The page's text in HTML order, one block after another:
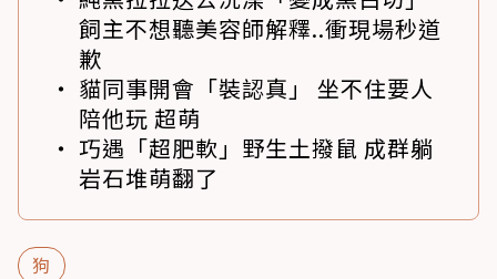
飼主不想聽美容師解釋..衝現場秒道
歉
貓同事開會「裝認真」 坐不住要人
陪他玩 超萌
巧遇「超肥軟」野生土撥鼠 成群躺
岩石堆萌翻了
狗